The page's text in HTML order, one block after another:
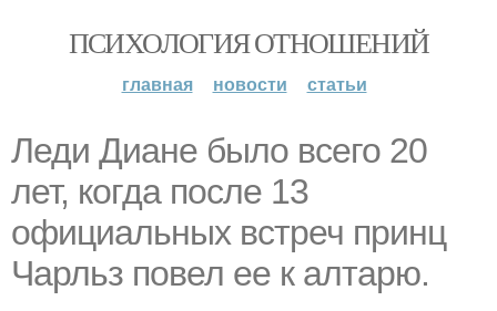
ПСИХОЛОГИЯ ОТНОШЕНИЙ
главная новости статьи
Леди Диане было всего 20
лет, когда после 13
официальных встреч принц
Чарльз повел ее к алтарю.